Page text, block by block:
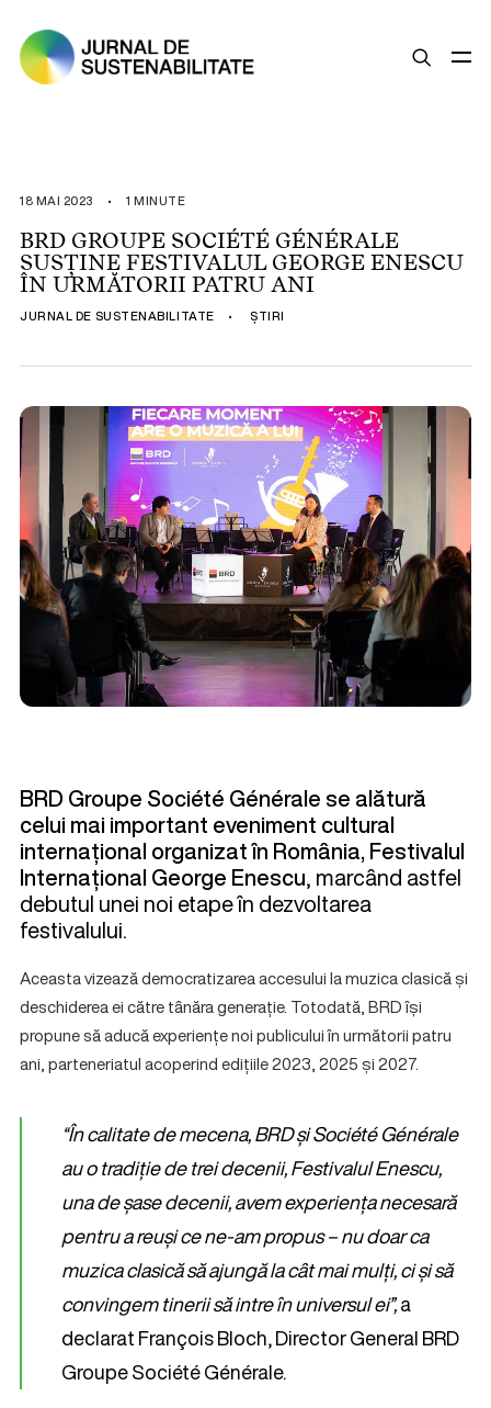
ȘTIRI
OPINII
ESG
COMPANII SUSTENABILE
18 MAI 2023 • 1 MINUTE
BRD GROUPE SOCIÉTÉ GÉNÉRALE
SUSȚINE FESTIVALUL GEORGE ENESCU
ÎN URMĂTORII PATRU ANI
JURNAL DE SUSTENABILITATE • ȘTIRI
BRD Groupe Société Générale se alătură
celui mai important eveniment cultural
internațional organizat în România, Festivalul
Internațional George Enescu, marcând astfel
debutul unei noi etape în dezvoltarea
festivalului.
Aceasta vizează democratizarea accesului la muzica clasică și
deschiderea ei către tânăra generație. Totodată, BRD își
propune să aducă experiențe noi publicului în următorii patru
ani, parteneriatul acoperind edițiile 2023, 2025 și 2027.
“În calitate de mecena, BRD și Société Générale
au o tradiție de trei decenii, Festivalul Enescu,
una de șase decenii, avem experiența necesară
pentru a reuși ce ne-am propus – nu doar ca
muzica clasică să ajungă la cât mai mulți, ci și să
convingem tinerii să intre în universul ei”,a
declarat François Bloch, Director General BRD
Groupe Société Générale.